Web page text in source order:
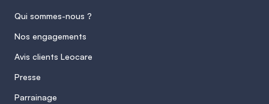
Qui sommes-nous ?
Nos engagements
Avis clients Leocare
Presse
Parrainage